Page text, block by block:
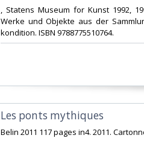
‎, Statens Museum for Kunst 1992,
Werke und Objekte aus der
kondition. ISBN 9788775510764.‎
‎Les ponts mythiques‎
‎Belin 2011 117 pages in4. 2011.